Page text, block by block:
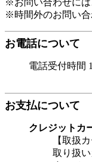
※お問い合わせには
※時間外のお問い
お電話について
電話受付時間
お支払について
クレジットカ
【取扱
取り扱い